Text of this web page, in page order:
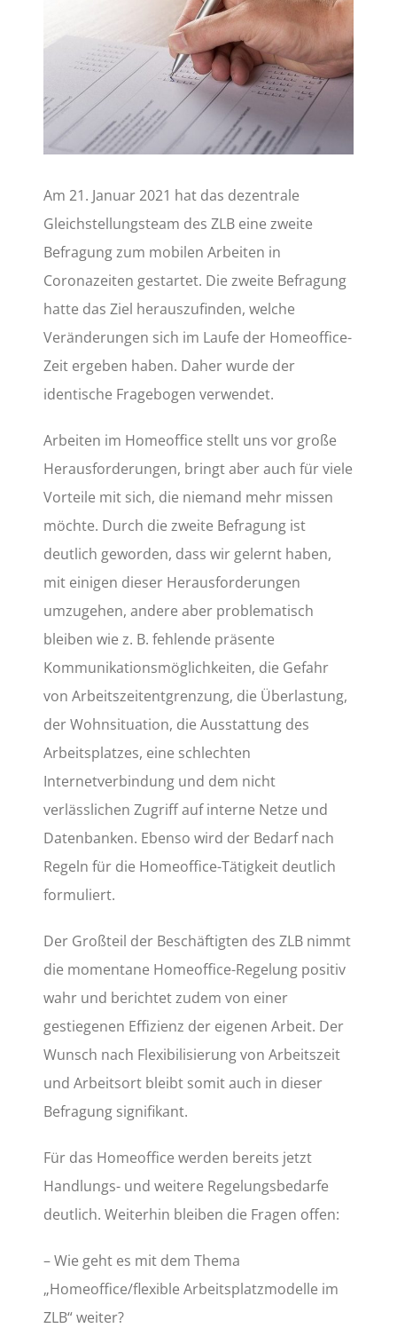
Am 21. Januar 2021 hat das dezentrale
Gleichstellungsteam des ZLB eine zweite
Befragung zum mobilen Arbeiten in
Coronazeiten gestartet. Die zweite Befragung
hatte das Ziel herauszufinden, welche
Veränderungen sich im Laufe der Homeoffice-
Zeit ergeben haben. Daher wurde der
identische Fragebogen verwendet.
Arbeiten im Homeoffice stellt uns vor große
Herausforderungen, bringt aber auch für viele
Vorteile mit sich, die niemand mehr missen
möchte. Durch die zweite Befragung ist
deutlich geworden, dass wir gelernt haben,
mit einigen dieser Herausforderungen
umzugehen, andere aber problematisch
bleiben wie z. B. fehlende präsente
Kommunikationsmöglichkeiten, die Gefahr
von Arbeitszeitentgrenzung, die Überlastung,
der Wohnsituation, die Ausstattung des
Arbeitsplatzes, eine schlechten
Internetverbindung und dem nicht
verlässlichen Zugriff auf interne Netze und
Datenbanken. Ebenso wird der Bedarf nach
Regeln für die Homeoffice-Tätigkeit deutlich
formuliert.
Der Großteil der Beschäftigten des ZLB nimmt
die momentane Homeoffice-Regelung positiv
wahr und berichtet zudem von einer
gestiegenen Effizienz der eigenen Arbeit. Der
Wunsch nach Flexibilisierung von Arbeitszeit
und Arbeitsort bleibt somit auch in dieser
Befragung signifikant.
Für das Homeoffice werden bereits jetzt
Handlungs- und weitere Regelungsbedarfe
deutlich. Weiterhin bleiben die Fragen offen:
– Wie geht es mit dem Thema
„Homeoffice/flexible Arbeitsplatzmodelle im
ZLB“ weiter?